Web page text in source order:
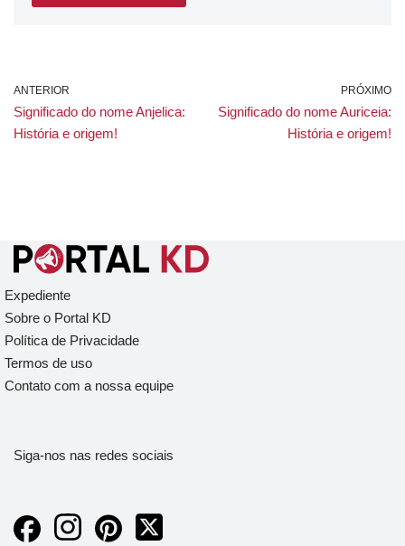
ANTERIOR
Significado do nome Anjelica:
História e origem!
PRÓXIMO
Significado do nome Auriceia:
História e origem!
Expediente
Sobre o Portal KD
Política de Privacidade
Termos de uso
Contato com a nossa equipe
Siga-nos nas redes sociais